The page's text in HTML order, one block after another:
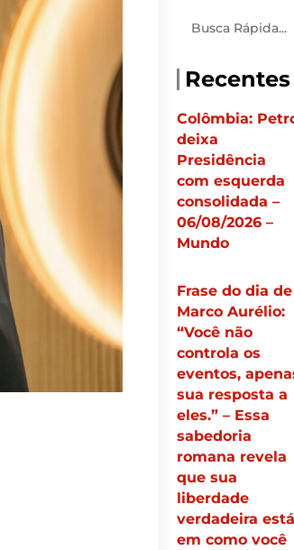
Recentes
Colômbia:
deixa
Presidência
com esquerda
consolidada –
06/08/2026 –
Mundo
Frase do dia de
Marco Aurélio:
“Você não
controla os
eventos,
sua resposta a
eles.” – Essa
sabedoria
romana revela
que sua
liberdade
verdadeira está
em como você